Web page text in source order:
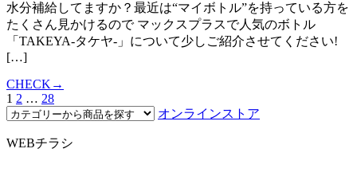
水分補給してますか？最近は“マイボトル”を持っている方を
たくさん見かけるので マックスプラスで人気のボトル
「TAKEYA-タケヤ-」について少しご紹介させてください!
[…]
CHECK→
1 2 … 28
オンラインストア
WEBチラシ